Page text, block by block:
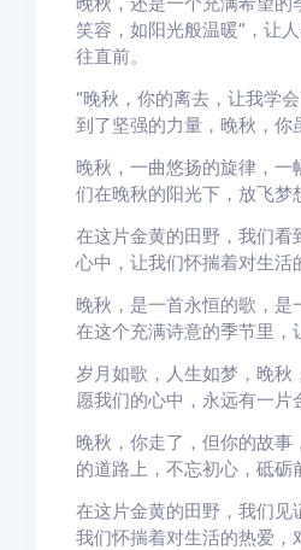
笑容，如阳光般温暖”，让
往直前。
“晚秋，你的离去，让我学
到了坚强的力量，晚秋，你
晚秋，一曲悠扬的旋律，一
们在晚秋的阳光下，放飞梦
在这片金黄的田野，我们看
心中，让我们怀揣着对生活
晚秋，是一首永恒的歌，是
在这个充满诗意的季节里，
岁月如歌，人生如梦，晚秋
愿我们的心中，永远有一片
晚秋，你走了，但你的故事
的道路上，不忘初心，砥砺
在这片金黄的田野，我们见
我们怀揣着对生活的热爱，